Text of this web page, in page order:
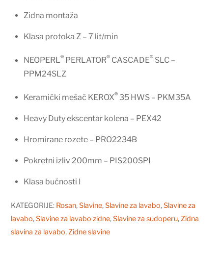
Zidna montaža
Klasa protoka Z – 7 lit/min
NEOPERL® PERLATOR® CASCADE® SLC –
PPM24SLZ
Keramički mešač KEROX® 35 HWS – PKM35A
Heavy Duty ekscentar kolena – PEX42
Hromirane rozete – PRO2234B
Pokretni izliv 200mm – PIS200SPI
Klasa bučnosti I
KATEGORIJE: Rosan,Slavine,Slavine za lavabo,Slavine za
lavabo,Slavine za lavabo zidne,Slavine za sudoperu,Zidna
slavina za lavabo,Zidne slavine